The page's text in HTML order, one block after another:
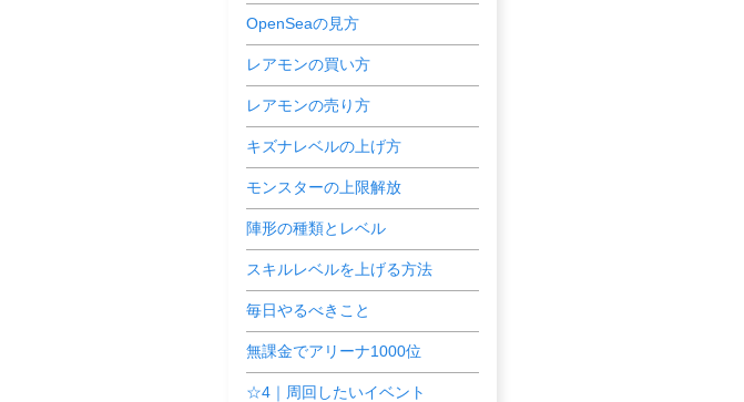
OpenSeaの見方
レアモンの買い方
レアモンの売り方
キズナレベルの上げ方
モンスターの上限解放
陣形の種類とレベル
スキルレベルを上げる方法
毎日やるべきこと
無課金でアリーナ1000位
☆4｜周回したいイベント